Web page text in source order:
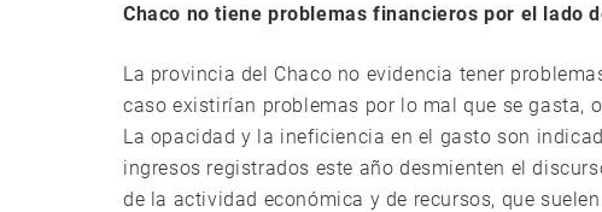
Chaco no tiene problemas financieros por el lado
La provincia del Chaco no evidencia tener
caso existirían problemas por lo mal que se gasta,
La opacidad y la ineficiencia en el gasto son
ingresos registrados este año desmienten el
de la actividad económica y de recursos, que